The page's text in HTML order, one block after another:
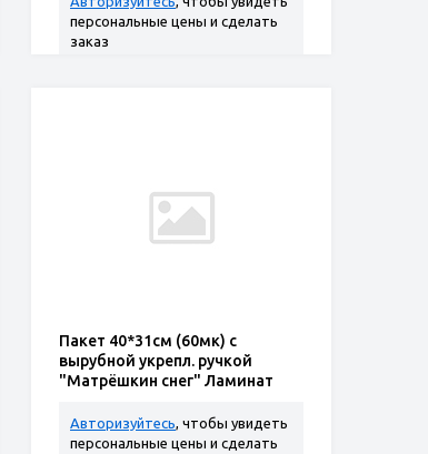
персональные цены и сделать
заказ
Пакет 40*31см (60мк) с
вырубной укрепл. ручкой
"Матрёшкин снег" Ламинат
Авторизуйтесь, чтобы увидеть
персональные цены и сделать